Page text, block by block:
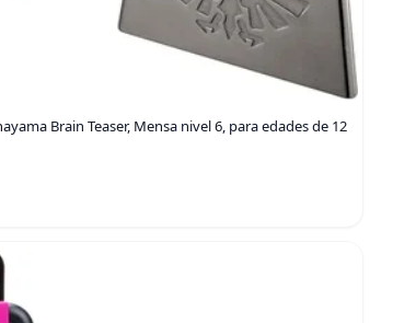
Brain Teaser, Mensa nivel 6, para edades de 12